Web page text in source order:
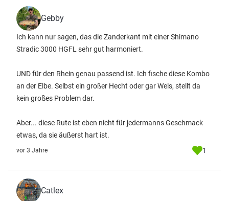
Gebby
Ich kann nur sagen, das die Zanderkant mit einer Shimano
Stradic 3000 HGFL sehr gut harmoniert.
UND für den Rhein genau passend ist. Ich fische diese Kombo
an der Elbe. Selbst ein großer Hecht oder gar Wels, stellt da
kein großes Problem dar.
Aber... diese Rute ist eben nicht für jedermanns Geschmack
etwas, da sie äußerst hart ist.
vor 3 Jahre 1
Catlex